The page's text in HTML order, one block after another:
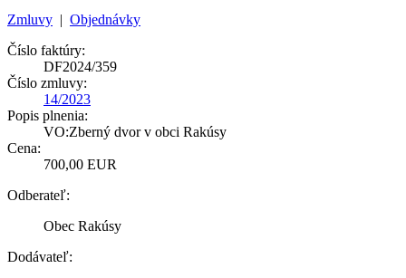
Zmluvy | Objednávky
Číslo faktúry:
DF2024/359
Číslo zmluvy:
14/2023
Popis plnenia:
VO:Zberný dvor v obci Rakúsy
Cena:
700,00 EUR
Odberateľ:
Obec Rakúsy
Dodávateľ: